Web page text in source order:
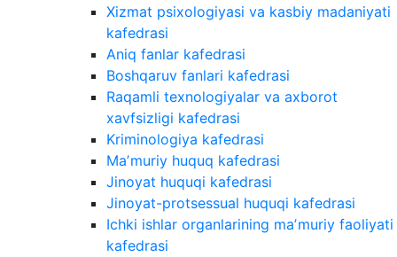
Xizmat psixologiyasi va kasbiy madaniyati
kafedrasi
Aniq fanlar kafedrasi
Boshqaruv fanlari kafedrasi
Raqamli texnologiyalar va axborot
xavfsizligi kafedrasi
Kriminologiya kafedrasi
Maʼmuriy huquq kafedrasi
Jinoyat huquqi kafedrasi
Jinoyat-protsessual huquqi kafedrasi
Ichki ishlar organlarining maʼmuriy faoliyati
kafedrasi